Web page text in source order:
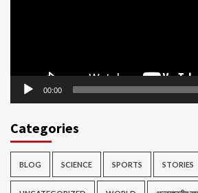
00:00
Categories
BLOG SCIENCE SPORTS STORIES